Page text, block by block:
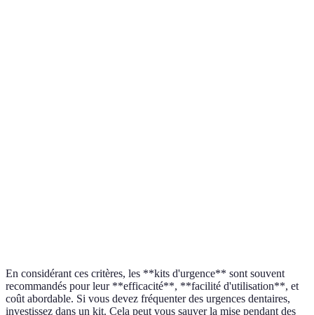
En considérant ces critères, les **kits d'urgence** sont souvent
recommandés pour leur **efficacité**, **facilité d'utilisation**, et
coût abordable. Si vous devez fréquenter des urgences dentaires,
investissez dans un kit. Cela peut vous sauver la mise pendant des